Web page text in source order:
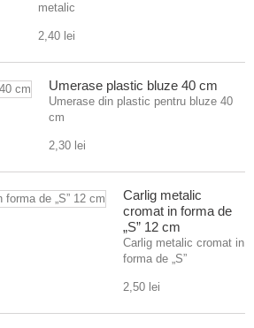
metalic
2,40 lei
Umerase plastic bluze 40 cm
Umerase din plastic pentru bluze 40
cm
2,30 lei
Carlig metalic
cromat in forma de
„S” 12 cm
Carlig metalic cromat in
forma de „S”
2,50 lei